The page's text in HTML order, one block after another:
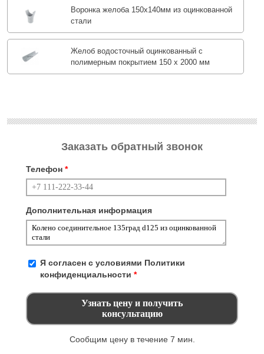
Воронка желоба 150x140мм из оцинкованной
стали
Желоб водосточный оцинкованный с
полимерным покрытием 150 х 2000 мм
Заказать обратный звонок
Телефон *
Дополнительная информация
Я согласен с условиями Политики
конфиденциальности *
Сообщим цену в течение 7 мин.